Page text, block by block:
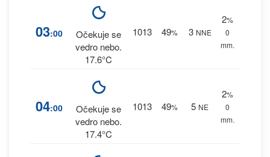
03:00
Očekuje se
vedro nebo.
17.6°C
1013 49% 3 NNE
2%
0
mm.
04:00
Očekuje se
vedro nebo.
17.4°C
1013 49% 5 NE
2%
0
mm.